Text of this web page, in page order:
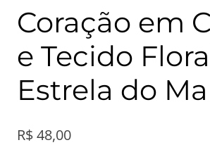
Coração em
e Tecido
Estrela do
R$48,00